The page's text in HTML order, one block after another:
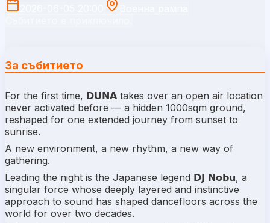
За събитието
For the first time, 𝗗𝗨𝗡𝗔 takes over an open air location
never activated before — a hidden 1000sqm ground,
reshaped for one extended journey from sunset to
sunrise.
A new environment, a new rhythm, a new way of
gathering.
Leading the night is the Japanese legend 𝗗𝗝 𝗡𝗼𝗯𝘂, a
singular force whose deeply layered and instinctive
approach to sound has shaped dancefloors across the
world for over two decades.